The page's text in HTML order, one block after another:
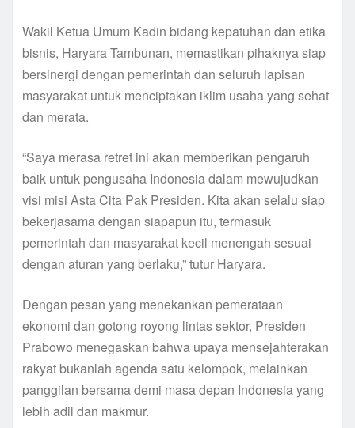
Wakil Ketua Umum Kadin bidang kepatuhan dan etika
bisnis, Haryara Tambunan, memastikan pihaknya siap
bersinergi dengan pemerintah dan seluruh lapisan
masyarakat untuk menciptakan iklim usaha yang sehat
dan merata.
“Saya merasa retret ini akan memberikan pengaruh
baik untuk pengusaha Indonesia dalam mewujudkan
visi misi Asta Cita Pak Presiden. Kita akan selalu siap
bekerjasama dengan siapapun itu, termasuk
pemerintah dan masyarakat kecil menengah sesuai
dengan aturan yang berlaku,” tutur Haryara.
Dengan pesan yang menekankan pemerataan
ekonomi dan gotong royong lintas sektor, Presiden
Prabowo menegaskan bahwa upaya mensejahterakan
rakyat bukanlah agenda satu kelompok, melainkan
panggilan bersama demi masa depan Indonesia yang
lebih adil dan makmur.